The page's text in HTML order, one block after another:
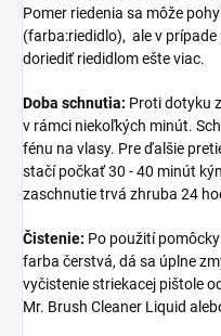
Pomer riedenia sa môže
(farba:riedidlo), ale v
doriediť riedidlom ešte viac.
Doba schnutia: Proti dotyku
v rámci niekoľkých minút.
fénu na vlasy. Pre ďalšie
stačí počkať 30 - 40 minút
zaschnutie trvá zhruba 24
Čistenie: Po použití
farba čerstvá, dá sa úplne
vyčistenie striekacej pištole
Mr. Brush Cleaner Liquid